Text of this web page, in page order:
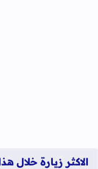
الاكثر زيارة خلال